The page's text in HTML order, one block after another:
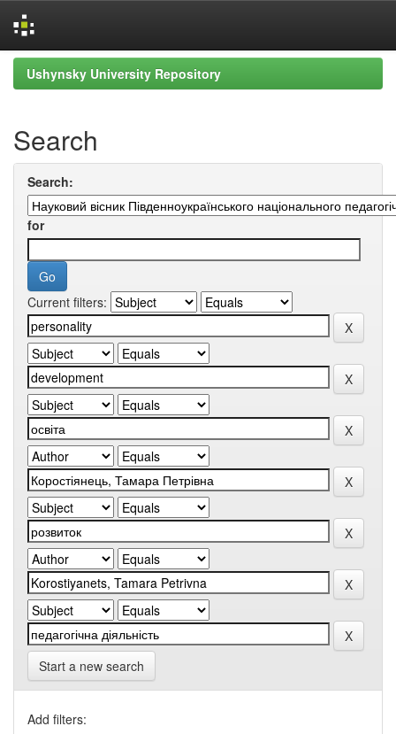
Skip
navigation
Ushynsky University Repository
Search
Search:
for
Current filters:
Start a new search
Add filters: